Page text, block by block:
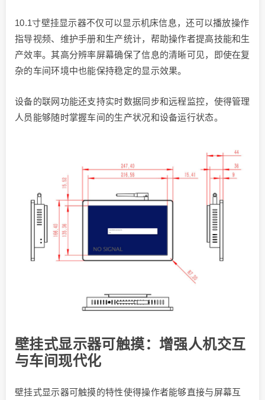
10.1寸壁挂显示器不仅可以显示机床信息，还可以播放操作
指导视频、维护手册和生产统计，帮助操作者提高技能和生
产效率。其高分辨率屏幕确保了信息的清晰可见，即使在复
杂的车间环境中也能保持稳定的显示效果。
设备的联网功能还支持实时数据同步和远程监控，使得管理
人员能够随时掌握车间的生产状况和设备运行状态。
壁挂式显示器可触摸：增强人机交互
与车间现代化
壁挂式显示器可触摸的特性使得操作者能够直接与屏幕互